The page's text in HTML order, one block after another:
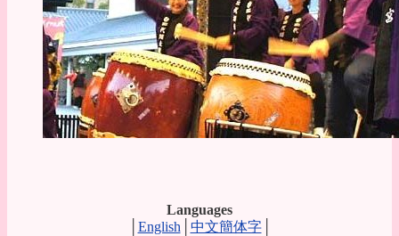
Languages
English 中文簡体字│